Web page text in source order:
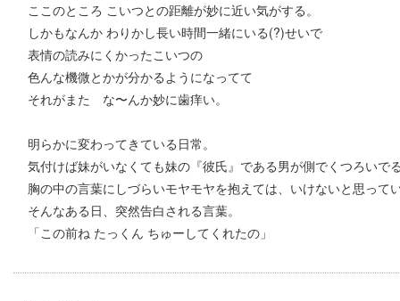
ここのところ こいつとの距離が妙に近い気がする。
しかもなんか わりかし長い時間一緒にいる(?)せいで
表情の読みにくかったこいつの
色んな機微とかが分かるようになってて
それがまた な〜んか妙に歯痒い。
明らかに変わってきている日常。
気付けば妹がいなくても妹の『彼氏』である男が側でくつろいで
胸の中の言葉にしづらいモヤモヤを抱えては、いけないと思って
そんなある日、突然告白される言葉。
「この前ね たっくん ちゅーしてくれたの」